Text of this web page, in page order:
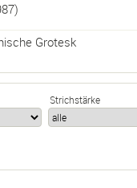
Grotesk
Strichstärke